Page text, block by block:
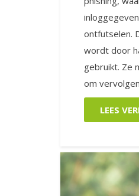
ontfutselen.
wordt door
gebruikt. Ze
om
LEES